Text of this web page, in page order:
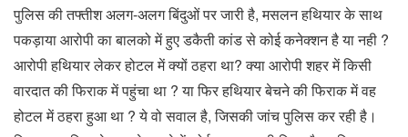
पुलिस की तफ्तीश अलग-अलग बिंदुओं पर जारी है, मसलन हथियार के साथ
पकड़ाया आरोपी का बालको में हुए डकैती कांड से कोई कनेक्शन है या नही ?
आरोपी हथियार लेकर होटल में क्यों ठहरा था? क्या आरोपी शहर में किसी
वारदात की फिराक में पहुंचा था ? या फिर हथियार बेचने की फिराक में वह
होटल में ठहरा हुआ था ? ये वो सवाल है, जिसकी जांच पुलिस कर रही है।